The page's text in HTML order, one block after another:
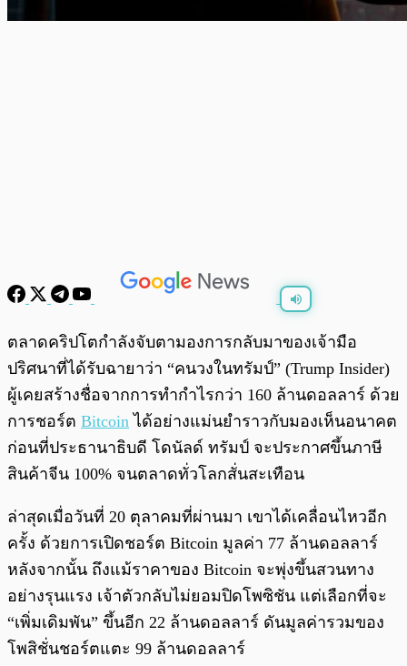
พร้อมเล่น 0:00 /0:00
ตลาดคริปโตกำลังจับตามองการกลับมาของเจ้ามือ
ปริศนาที่ได้รับฉายาว่า “คนวงในทรัมป์” (Trump Insider)
ผู้เคยสร้างชื่อจากการทำกำไรกว่า 160 ล้านดอลลาร์ ด้วย
การชอร์ต Bitcoin ได้อย่างแม่นยำราวกับมองเห็นอนาคต
ก่อนที่ประธานาธิบดี โดนัลด์ ทรัมป์ จะประกาศขึ้นภาษี
สินค้าจีน 100% จนตลาดทั่วโลกสั่นสะเทือน
​​ล่าสุดเมื่อวันที่ 20 ตุลาคมที่ผ่านมา เขาได้เคลื่อนไหวอีก
ครั้ง ด้วยการเปิดชอร์ต Bitcoin มูลค่า 77 ล้านดอลลาร์
หลังจากนั้น ถึงแม้ราคาของ Bitcoin จะพุ่งขึ้นสวนทาง
อย่างรุนแรง เจ้าตัวกลับไม่ยอมปิดโพซิชัน แต่เลือกที่จะ
“เพิ่มเดิมพัน” ขึ้นอีก 22 ล้านดอลลาร์ ดันมูลค่ารวมของ
โพสิชั่นชอร์ตแตะ 99 ล้านดอลลาร์